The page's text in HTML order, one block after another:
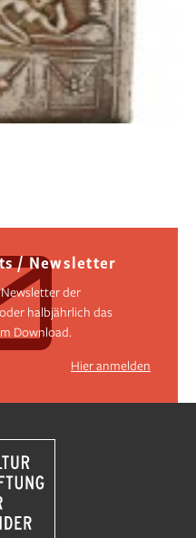
/ Newsletter
der
halbjährlich das
Download.
Hier anmelden